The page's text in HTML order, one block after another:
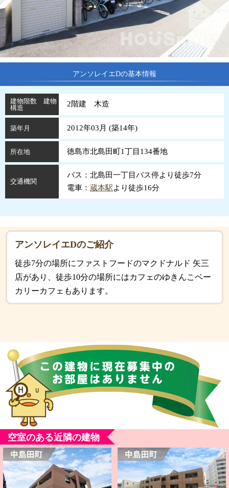
アンソレイエDの基本情報
建物階数 建物
構造
2階建 木造
築年月 2012年03月 (築14年)
所在地 徳島市北島田町1丁目134番地
交通機関
バス：北島田一丁目バス停より徒歩7分
電車： 蔵本駅より徒歩16分
アンソレイエDのご紹介
徒歩7分の場所にファストフードのマクドナルド 矢三
店があり、徒歩10分の場所にはカフェのゆきんこベー
カリーカフェもあります。
空室のある近隣の建物